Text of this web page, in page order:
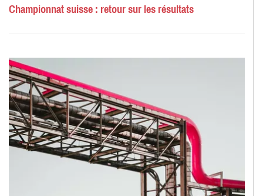
Championnat suisse : retour sur les résultats